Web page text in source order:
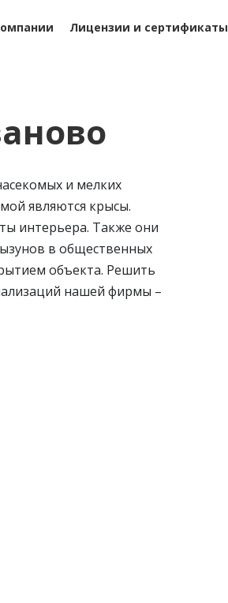
Лицензии и сертификаты
и мелких
являются крысы.
интерьера. Также они
в общественных
объекта. Решить
нашей фирмы –